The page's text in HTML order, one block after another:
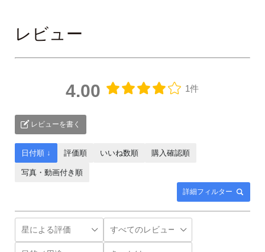
レビュー
4.00 1件
レビューを書く
詳細フィルター
日付順 ↓ 評価順 いいね数順 購入確認順
写真・動画付き順